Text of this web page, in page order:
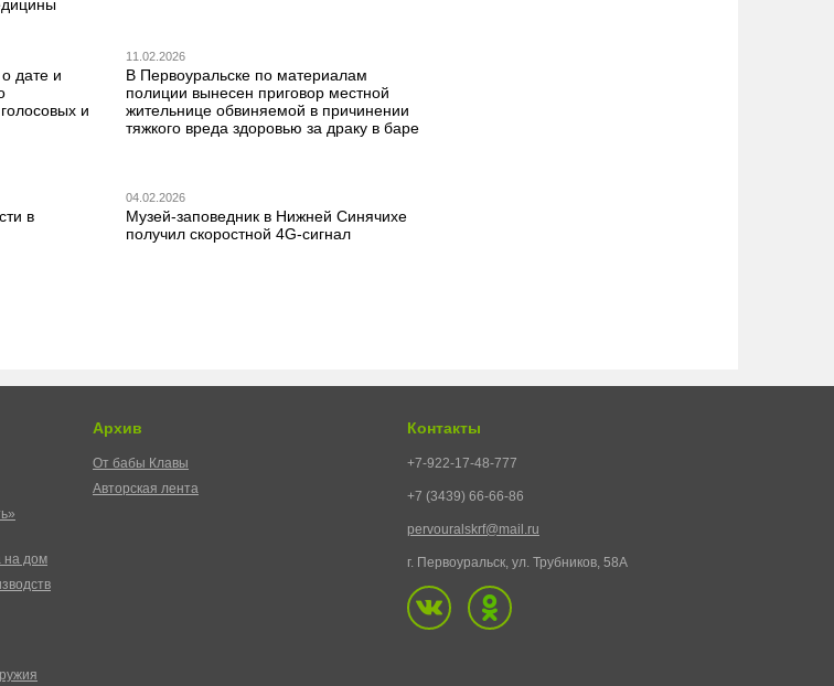
дате и
и
11.02.2026
В Первоуральске по материалам
полиции вынесен приговор местной
жительнице обвиняемой в причинении
тяжкого вреда здоровью за драку в баре
в
04.02.2026
Музей-заповедник в Нижней Синячихе
получил скоростной 4G-сигнал
на дом
Архив
От бабы Клавы
Авторская лента
Контакты
+7-922-17-48-777
+7 (3439) 66-66-86
pervouralskrf@mail.ru
г. Первоуральск, ул. Трубников, 58А